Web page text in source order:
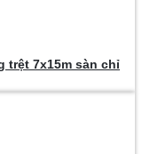
trệt 7x15m sàn chỉ